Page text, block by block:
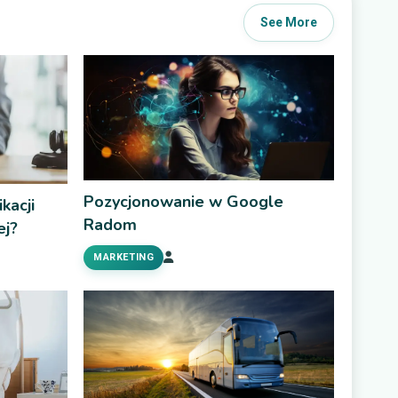
See More
Pozycjonowanie w Google
Radom
MARKETING